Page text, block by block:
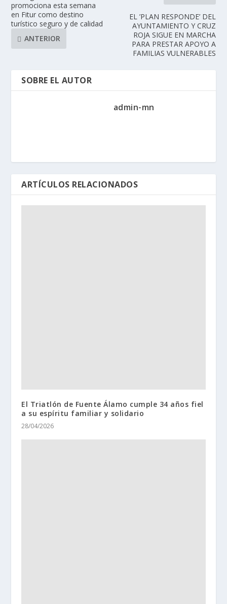
promociona esta semana
en Fitur como destino
turístico seguro y de calidad
ANTERIOR
EL ’PLAN RESPONDE’ DEL
AYUNTAMIENTO Y CRUZ
ROJA SIGUE EN MARCHA
PARA PRESTAR APOYO A
FAMILIAS VULNERABLES
SOBRE EL AUTOR
admin-mn
ARTÍCULOS RELACIONADOS
El Triatlón de Fuente Álamo cumple 34 años fiel
a su espíritu familiar y solidario
28/04/2026